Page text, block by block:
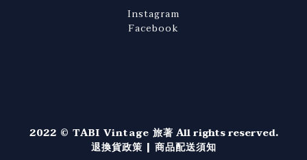
Instagram
Facebook
2022 © TABI Vintage 旅著 All rights reserved.
退換貨政策 | 商品配送須知